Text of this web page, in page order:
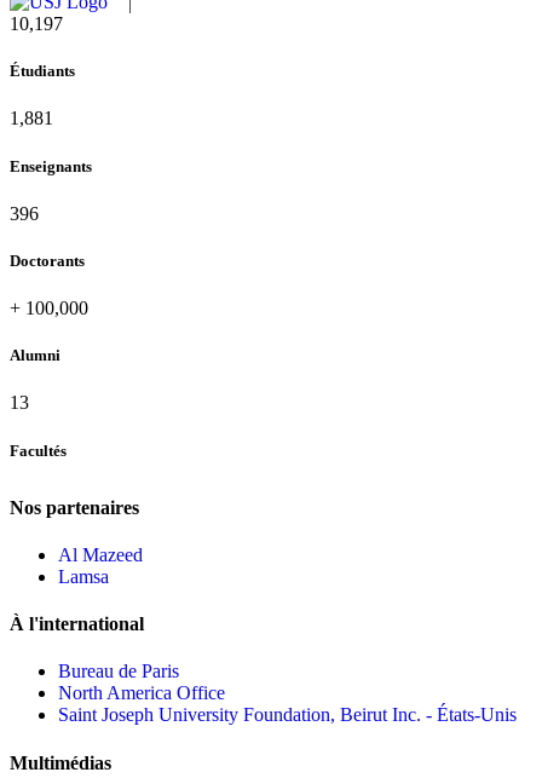
11,433
Étudiants
2,109
Enseignants
437
Doctorants
+ 100,000
Alumni
13
Facultés
Nos partenaires
Al Mazeed
Lamsa
À l'international
Bureau de Paris
North America Office
Saint Joseph University Foundation, Beirut Inc. - États-Unis
Multimédias